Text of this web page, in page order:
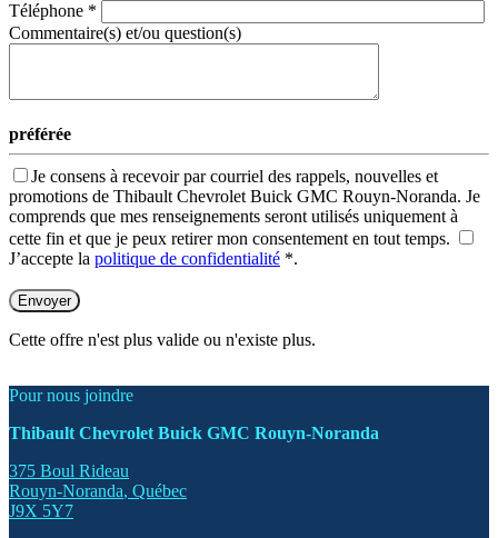
Téléphone *
Commentaire(s) et/ou question(s)
préférée
Je consens à recevoir par courriel des rappels, nouvelles et
promotions de Thibault Chevrolet Buick GMC Rouyn-Noranda. Je
comprends que mes renseignements seront utilisés uniquement à
cette fin et que je peux retirer mon consentement en tout temps.
J’accepte la politique de confidentialité *.
Cette offre n'est plus valide ou n'existe plus.
Pour nous joindre
Thibault Chevrolet Buick GMC Rouyn-Noranda
375 Boul Rideau
Rouyn-Noranda, Québec
J9X 5Y7